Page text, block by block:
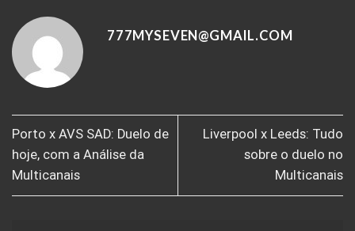
777MYSEVEN@GMAIL.COM
Porto x AVS SAD: Duelo de
hoje, com a Análise da
Multicanais
Liverpool x Leeds: Tudo
sobre o duelo no
Multicanais